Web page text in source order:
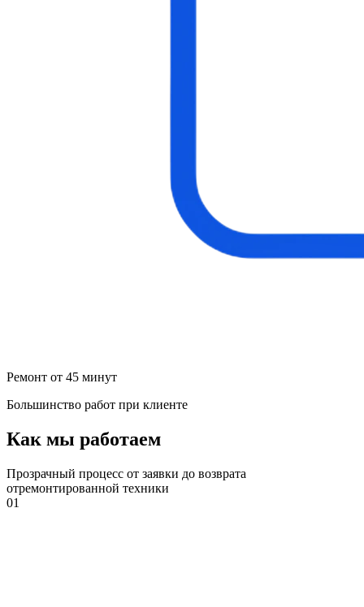
Ремонт от 45 минут
Большинство работ при клиенте
Как мы работаем
Прозрачный процесс от заявки до возврата
отремонтированной техники
01